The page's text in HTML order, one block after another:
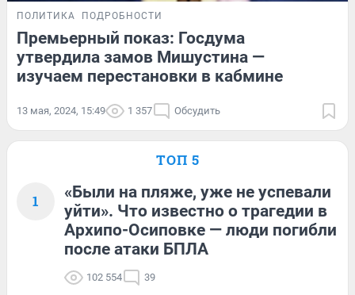
ПОЛИТИКА ПОДРОБНОСТИ
Премьерный показ: Госдума
утвердила замов Мишустина —
изучаем перестановки в кабмине
13 мая, 2024, 15:49 1 357 Обсудить
ТОП 5
1
«Были на пляже, уже не успевали
уйти». Что известно о трагедии в
Архипо-Осиповке — люди погибли
после атаки БПЛА
102 554 39